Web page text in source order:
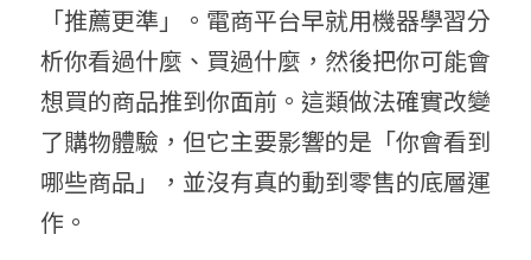
「推薦更準」。電商平台早就用機器學習分
析你看過什麼、買過什麼，然後把你可能會
想買的商品推到你面前。這類做法確實改變
了購物體驗，但它主要影響的是「你會看到
哪些商品」，並沒有真的動到零售的底層運
作。